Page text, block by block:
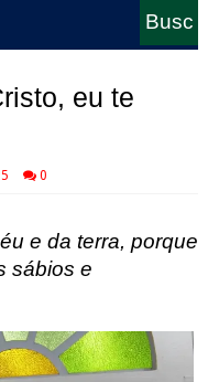
Busc
eu te
0
e da terra, porque
sábios e